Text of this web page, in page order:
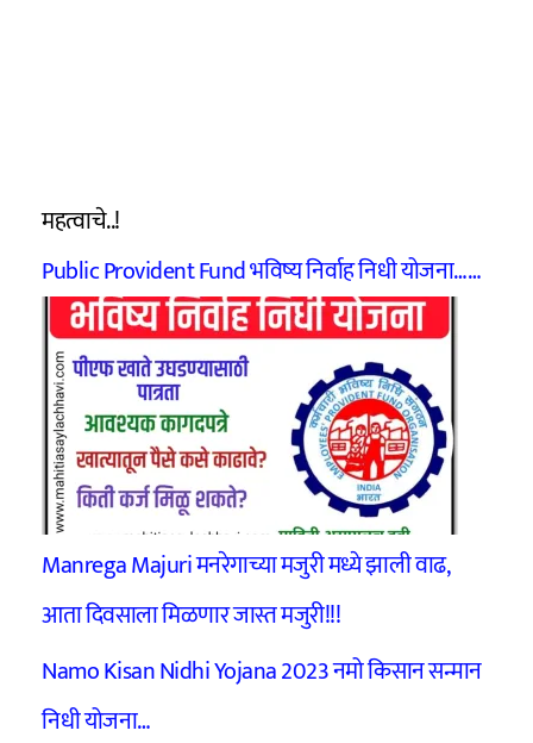
महत्वाचे..!
Public Provident Fund भविष्य निर्वाह निधी योजना……
Manrega Majuri मनरेगाच्या मजुरी मध्ये झाली वाढ,
आता दिवसाला मिळणार जास्त मजुरी!!!
Namo Kisan Nidhi Yojana 2023 नमो किसान सन्मान
निधी योजना…